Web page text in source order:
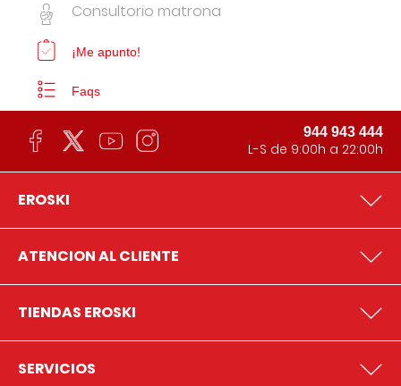
Consultorio matrona
¡Me apunto!
Faqs
944 943 444
L-S de 9:00h a 22:00h
EROSKI
ATENCION AL CLIENTE
TIENDAS EROSKI
SERVICIOS